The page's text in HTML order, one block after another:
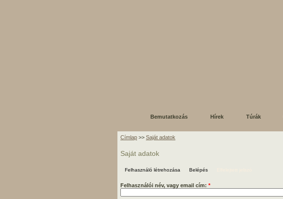
Bemutatkozás Hírek Túrák
Címlap >> Saját adatok
Saját adatok
Felhasználó létrehozása Belépés
Felhasználói név, vagy email cím: *